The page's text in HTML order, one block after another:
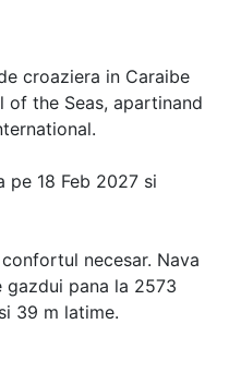
croaziera in Caraibe
of the Seas, apartinand
pe 18 Feb 2027 si
necesar. Nava
gazdui pana la 2573
39 m latime.